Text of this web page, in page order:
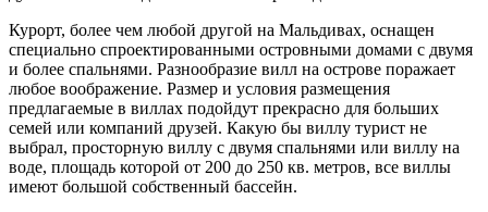
Курорт, более чем любой другой на Мальдивах, оснащен
специально спроектированными островными домами с двумя
и более спальнями. Разнообразие вилл на острове поражает
любое воображение. Размер и условия размещения
предлагаемые в виллах подойдут прекрасно для больших
семей или компаний друзей. Какую бы виллу турист не
выбрал, просторную виллу с двумя спальнями или виллу на
воде, площадь которой от 200 до 250 кв. метров, все виллы
имеют большой собственный бассейн.